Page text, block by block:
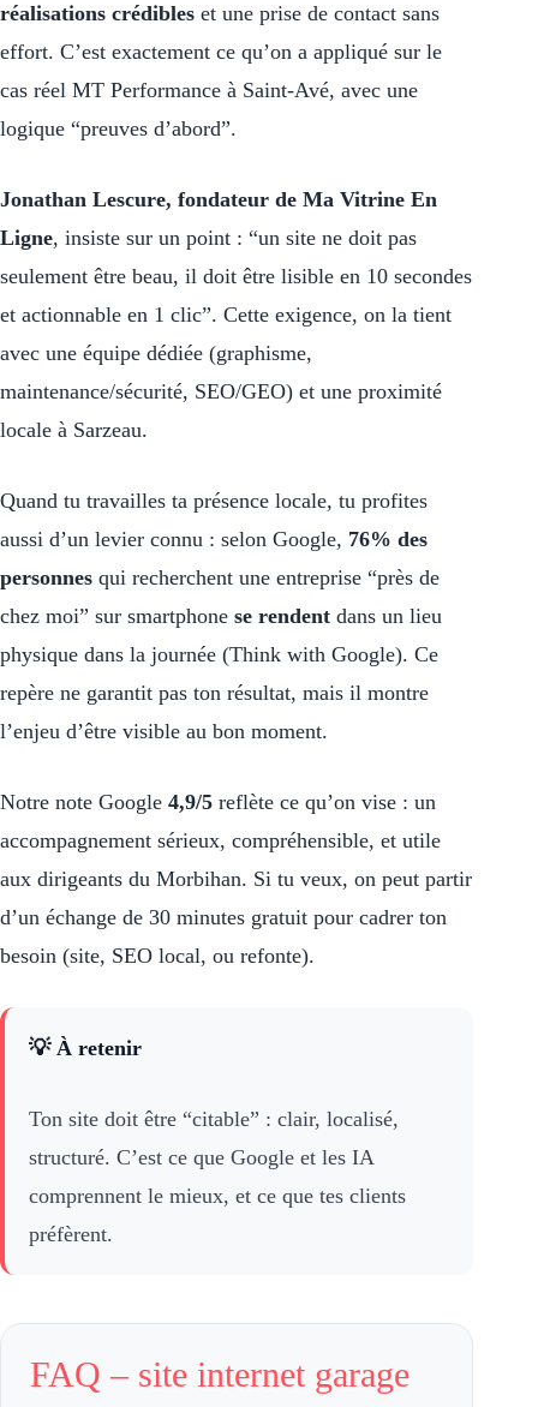
réalisations crédibles et une prise de contact sans
effort. C’est exactement ce qu’on a appliqué sur le
cas réel MT Performance à Saint-Avé, avec une
logique “preuves d’abord”.
Jonathan Lescure, fondateur de Ma Vitrine En
Ligne, insiste sur un point : “un site ne doit pas
seulement être beau, il doit être lisible en 10 secondes
et actionnable en 1 clic”. Cette exigence, on la tient
avec une équipe dédiée (graphisme,
maintenance/sécurité, SEO/GEO) et une proximité
locale à Sarzeau.
Quand tu travailles ta présence locale, tu profites
aussi d’un levier connu : selon Google, 76% des
personnes qui recherchent une entreprise “près de
chez moi” sur smartphone se rendent dans un lieu
physique dans la journée (Think with Google). Ce
repère ne garantit pas ton résultat, mais il montre
l’enjeu d’être visible au bon moment.
Notre note Google 4,9/5 reflète ce qu’on vise : un
accompagnement sérieux, compréhensible, et utile
aux dirigeants du Morbihan. Si tu veux, on peut partir
d’un échange de 30 minutes gratuit pour cadrer ton
besoin (site, SEO local, ou refonte).
💡 À retenir
Ton site doit être “citable” : clair, localisé,
structuré. C’est ce que Google et les IA
comprennent le mieux, et ce que tes clients
préfèrent.
FAQ – site internet garage